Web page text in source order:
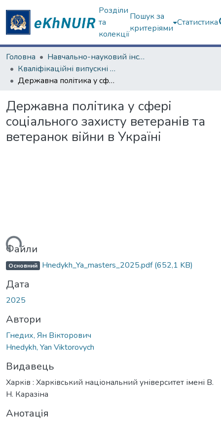
Розділи
та
колекції
Пошук за
критеріями
Статистика
Головна
Навчально-науковий інститут "Інститут державного управління"
Кваліфікаційні випускні роботи магістрів. Інститут державного управління
Державна політика у сфері соціального захисту ветеранів та ветеранок війни в Україні
Державна політика у сфері
соціального захисту ветеранів та
ветеранок війни в Україні
Файли
Основний Hnedykh_Ya_masters_2025.pdf(652,1 KB)
Дата
2025
Автори
Гнедих, Ян Вікторович
Hnedykh, Yan Viktorovych
Видавець
Харків : Харківський національний університет імені В.
Н. Каразіна
Анотація